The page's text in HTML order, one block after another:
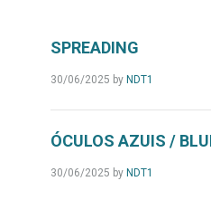
SPREADING
30/06/2025 by NDT1
ÓCULOS AZUIS /
30/06/2025 by NDT1